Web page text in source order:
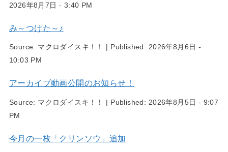
2026年8月7日 - 3:40 PM
み～つけた～♪
Source: マクロダイスキ！！ | Published: 2026年8月6日 -
10:03 PM
アーカイブ動画公開のお知らせ！
Source: マクロダイスキ！！ | Published: 2026年8月5日 - 9:07
PM
今月の一枚「クリンソウ」追加